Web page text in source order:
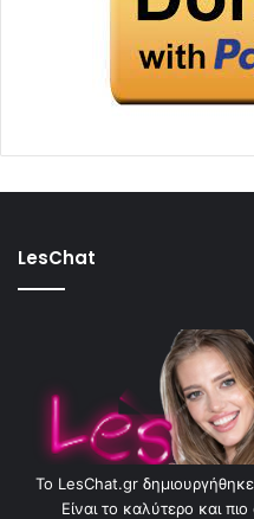
LesChat
To LesChat.gr
Είναι το καλύτερο και